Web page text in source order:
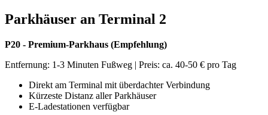
Parkhäuser an Terminal 2
P20 - Premium-Parkhaus (Empfehlung)
Entfernung: 1-3 Minuten Fußweg | Preis: ca. 40-50 € pro Tag
Direkt am Terminal mit überdachter Verbindung
Kürzeste Distanz aller Parkhäuser
E-Ladestationen verfügbar